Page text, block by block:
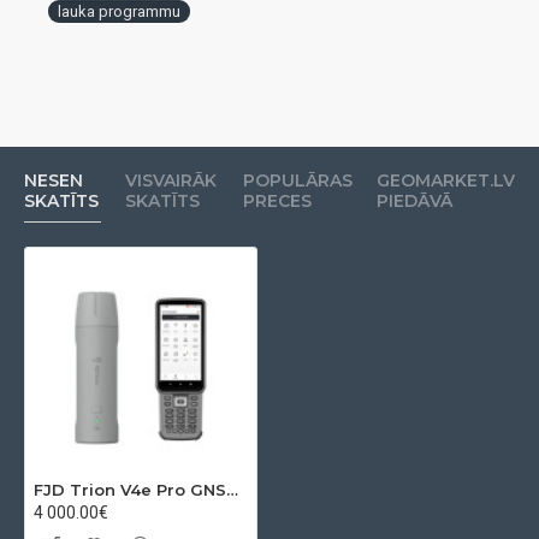
uzmērīšanas programmatūra, kas piemērota gan
topogrāfisko uzmērīšanu;
robežu uzmērīšanu;
COGO funkcijas;
datu importu un eksportu populārākajos formātos.
Galvenās priekšrocības
Centimetru precizitāte RTK režīmā.
Iebūvēta IMU slīpuma kompensācija, kas ļauj veikt
precīzus mērījumus arī tad, ja GNSS lata nav pilnībā
vertikāla.
lauka programmu
NESEN
SKATĪTS
VISVAIRĀK
SKATĪTS
POPULĀRAS
PRECES
GEOMARKET.LV
PIEDĀVĀ
FJD Trion V4e Pro GNSS uztvērējs ar E600 kontrolieri un FJD Trion Survey lauka programmu
4 000.00€